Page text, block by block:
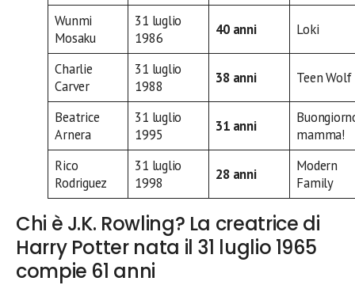
Wunmi
Mosaku
31 luglio
1986
40 anni Loki
Charlie
Carver
31 luglio
1988
38 anni Teen Wolf
Beatrice
Arnera
31 luglio
1995
31 anni
mamma!
Rico
Rodriguez
31 luglio
1998
28 anni
Modern
Family
Chi è J.K. Rowling? La creatrice di
Harry Potter nata il 31 luglio 1965
compie 61 anni